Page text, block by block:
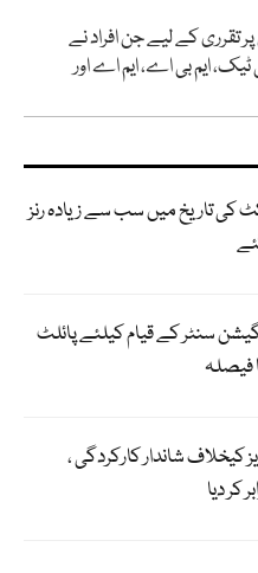
تقرری کے لیے جن افراد نے
ایم بی اے، ایم اے اور
کی تاریخ میں سب سے زیادہ رنز
سنٹر کے قیام کیلئے پائلٹ
فیصلہ
کیخلاف شاندار کارکردگی ،
کر دیا